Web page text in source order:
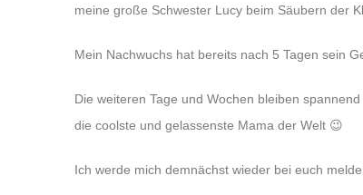
meine große Schwester Lucy beim Säubern der
Mein Nachwuchs hat bereits nach 5 Tagen sein
Die weiteren Tage und Wochen bleiben
die coolste und gelassenste Mama der Welt 😉
Ich werde mich demnächst wieder bei euch